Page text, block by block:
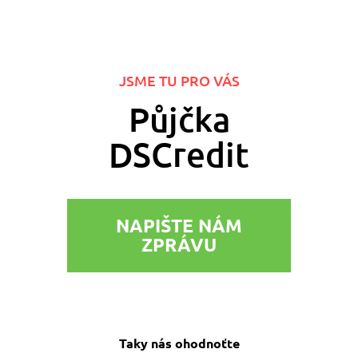
JSME TU PRO VÁS
Půjčka
DSCredit
NAPIŠTE NÁM
ZPRÁVU
Taky nás ohodnoťte